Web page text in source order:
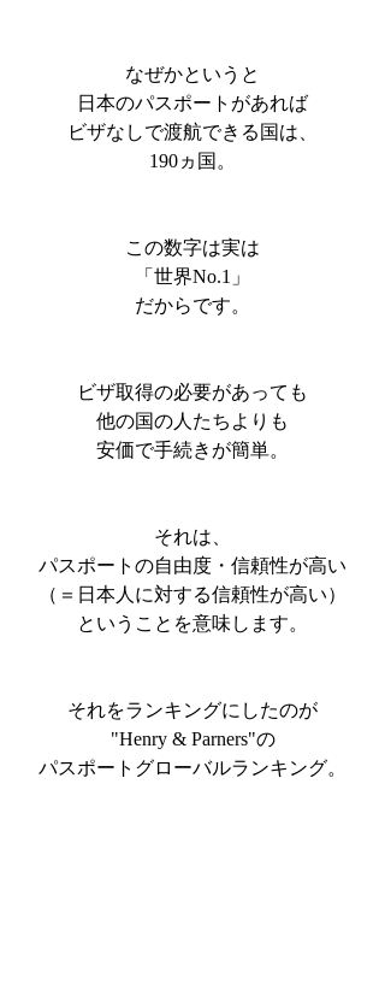
なぜかというと
日本のパスポートがあれば
ビザなしで渡航できる国は、
190ヵ国。
この数字は実は
「世界No.1」
だからです。
ビザ取得の必要があっても
他の国の人たちよりも
安価で手続きが簡単。
それは、
パスポートの自由度・信頼性が高い
（＝日本人に対する信頼性が高い）
ということを意味します。
それをランキングにしたのが
"Henry & Parners"の
パスポートグローバルランキング。